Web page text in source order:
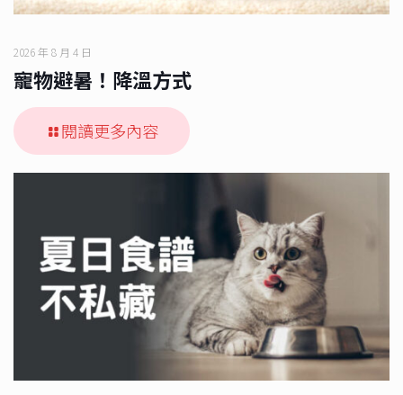
2026 年 8 月 4 日
寵物避暑！降溫方式
閱讀更多內容